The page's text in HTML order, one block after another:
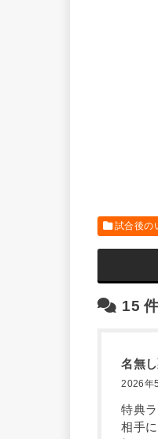
試合後の
15
名無
2026年
特典
相手